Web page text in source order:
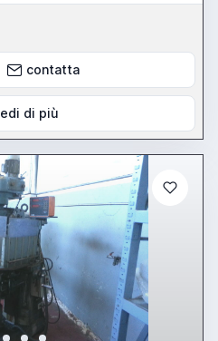
through 2-Step gear range, X
Tool Pickup Unit (Wine
Zeatz Hofmann (Aisikin) 1m dia
M Function, Swarf Conveyor,
is part of an
on Tuesday 9th June 2015 at
website for full details:
contatta
di più